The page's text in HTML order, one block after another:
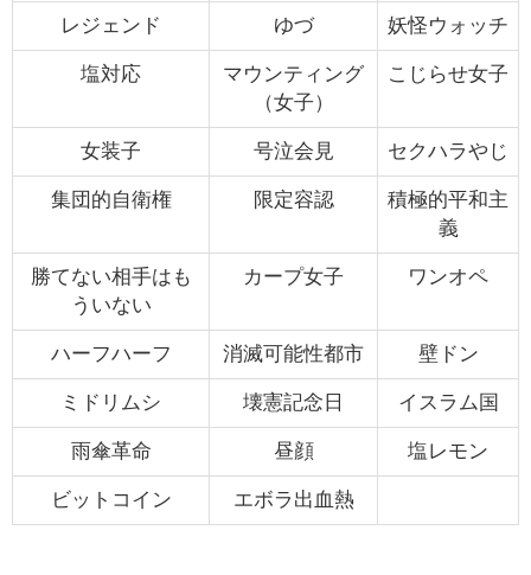
レジェンド ゆづ 妖怪ウォッチ
塩対応
マウンティング
（女子）
こじらせ女子
女装子 号泣会見 セクハラやじ
集団的自衛権 限定容認
積極的平和主
義
勝てない相手はも
ういない
カープ女子 ワンオペ
ハーフハーフ 消滅可能性都市 壁ドン
ミドリムシ 壊憲記念日 イスラム国
雨傘革命 昼顔 塩レモン
ビットコイン エボラ出血熱